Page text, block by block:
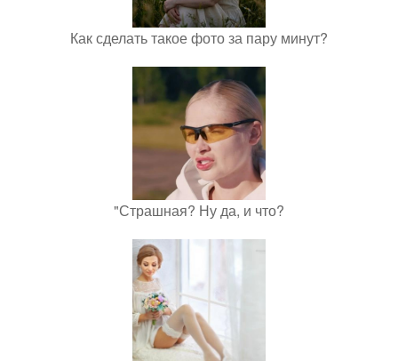
Как сделать такое фото за пару минут?
"Страшная? Ну да, и что?